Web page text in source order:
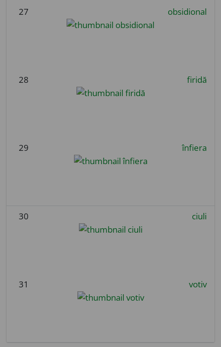
27 obsidional
28 firidă
29 înfiera
30 ciuli
31 votiv